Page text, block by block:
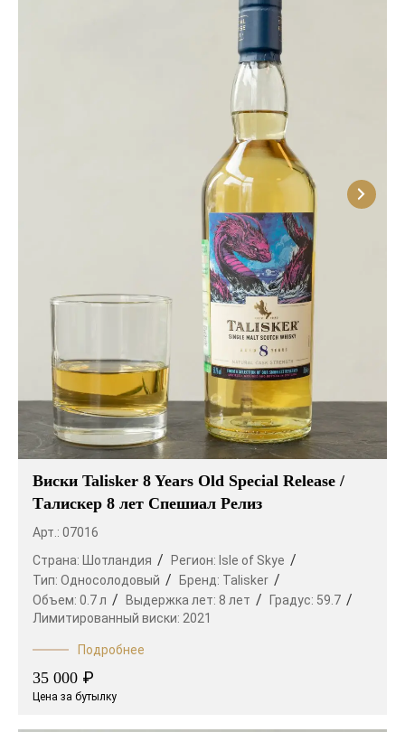
Виски Talisker 8 Years Old Special Release /
Талискер 8 лет Спешиал Релиз
Арт.: 07016
Страна:
Шотландия Регион: Isle of Skye
Тип: Односолодовый Бренд: Talisker
Объем: 0.7 л Выдержка лет: 8 лет Градус: 59.7
Лимитированный виски: 2021
Подробнее
35 000 ₽
Цена за бутылку